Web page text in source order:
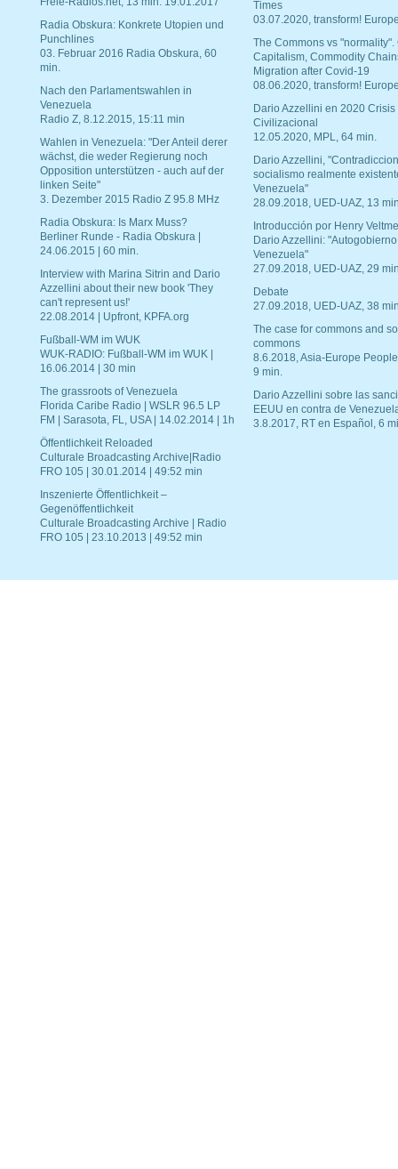
Radia Obskura: Konkrete Utopien und
Punchlines
03. Februar 2016 Radia Obskura, 60
min.
Nach den Parlamentswahlen in
Venezuela
Radio Z, 8.12.2015, 15:11 min
Wahlen in Venezuela: "Der Anteil derer
wächst, die weder Regierung noch
Opposition unterstützen - auch auf der
linken Seite"
3. Dezember 2015 Radio Z 95.8 MHz
Radia Obskura: Is Marx Muss?
Berliner Runde - Radia Obskura |
24.06.2015 | 60 min.
Interview with Marina Sitrin and Dario
Azzellini about their new book 'They
can't represent us!'
22.08.2014 | Upfront, KPFA.org
Fußball-WM im WUK
WUK-RADIO: Fußball-WM im WUK |
16.06.2014 | 30 min
The grassroots of Venezuela
Florida Caribe Radio | WSLR 96.5 LP
FM | Sarasota, FL, USA | 14.02.2014 | 1h
Öffentlichkeit Reloaded
Culturale Broadcasting Archive|Radio
FRO 105 | 30.01.2014 | 49:52 min
Inszenierte Öffentlichkeit –
Gegenöffentlichkeit
Culturale Broadcasting Archive | Radio
FRO 105 | 23.10.2013 | 49:52 min
Times
03.07.2020, transform!
The Commons vs "normality".
Capitalism, Commodity
Migration after Covid-19
08.06.2020, transform!
Dario Azzellini en 2020 Crisis
Civilizacional
12.05.2020, MPL, 64 min.
Dario Azzellini,
socialismo realmente
Venezuela"
28.09.2018, UED-UAZ, 13
Introducción por Henry
Dario Azzellini:
Venezuela"
27.09.2018, UED-UAZ, 29
Debate
27.09.2018, UED-UAZ, 38
The case for commons and
commons
8.6.2018, Asia-Europe
9 min.
Dario Azzellini sobre las
EEUU en contra de
3.8.2017, RT en Español, 6